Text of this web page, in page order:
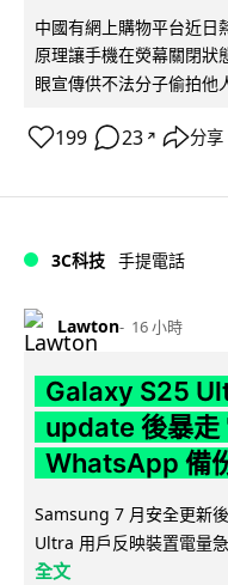
中國有網上購物平台近日
原理讓手機在熒幕關閉狀
眼宣傳供不法分子偷拍他
199 23 ↗ 分享
3C科技 手提電話
Lawton 16 小時
Galaxy S25
update 後暴走
WhatsApp 備
Samsung 7 月安全更新
Ultra 用戶反映裝置電量
全文